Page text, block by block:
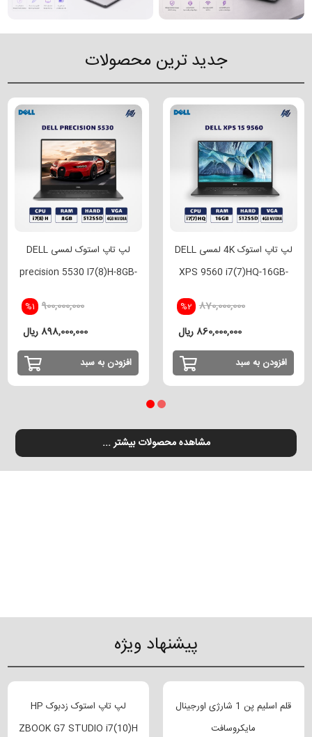
جدید ترین محصولات
لپ تاپ استوک 4K لمسی DELL
XPS 9560 i7(7)HQ-16GB-
512SSD-4GB GTX 1050
%2 870,000,000
860,000,000 ریال
افزودن به سبد
لپ تاپ استوک لمسی DELL
precision 5530 I7(8)H-8GB-
512SSD-4GB NVIDIA
%1 900,000,000
898,000,000 ریال
افزودن به سبد
مشاهده محصولات بیشتر ...
پیشنهاد ویژه
قلم اسلیم پن 1 شارژی اورجینال
مایکروسافت
لپ تاپ استوک زدبوک HP
ZBOOK G7 STUDIO i7(10)H